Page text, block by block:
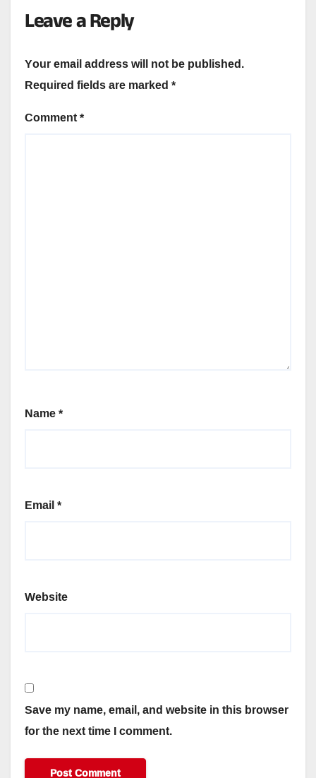
Leave a Reply
Your email address will not be published.
Required fields are marked*
Comment*
Name*
Email*
Website
Save my name, email, and website in this browser
for the next time I comment.